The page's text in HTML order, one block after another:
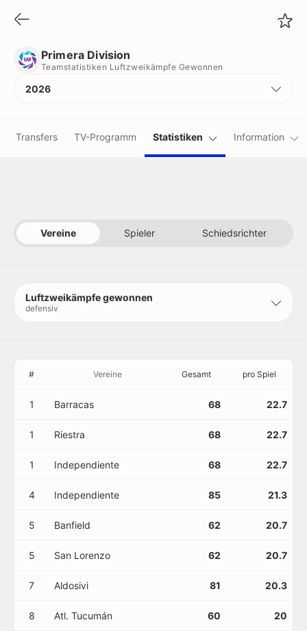
Primera Division
Teamstatistiken Luftzweikämpfe Gewonnen
2026
Transfers TV-Programm Statistiken Information
Vereine Spieler Schiedsrichter
Luftzweikämpfe gewonnen
defensiv
# Vereine Gesamt pro Spiel
1 Barracas 68 22.7
1 Riestra 68 22.7
1 Independiente 68 22.7
4 Independiente 85 21.3
5 Banfield 62 20.7
5 San Lorenzo 62 20.7
7 Aldosivi 81 20.3
8 Atl. Tucumán 60 20